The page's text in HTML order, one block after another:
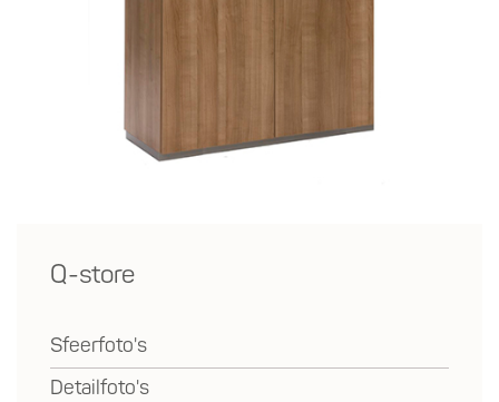
Q-store
Sfeerfoto's
Detailfoto's